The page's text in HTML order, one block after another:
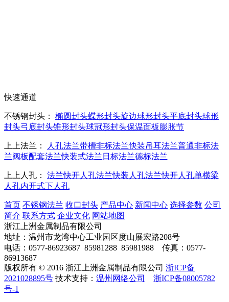
快速通道
不锈钢封头： 椭圆封头蝶形封头旋边球形封头平底封头球形
封头弓底封头锥形封头球冠形封头保温面板膨胀节
上上法兰： 人孔法兰带槽非标法兰快装吊耳法兰普通非标法
兰阀板配套法兰快装式法兰 日标法兰德标法兰
上上人孔： 法兰快开人孔法兰快装人孔法兰快开人孔单横梁
人孔内开式下人孔
首页 不锈钢法兰 收口封头 产品中心 新闻中心 选择参数 公司
简介 联系方式 企业文化 网站地图
浙江上洲金属制品有限公司
地址：温州市龙湾中心工业园区度山展宏路208号
电话：0577-86923687 85981288 85981988 传真：0577-
86913687
版权所有 © 2016 浙江上洲金属制品有限公司 浙ICP备
2021028895号 技术支持： 温州网络公司
浙ICP备08005782
号-1